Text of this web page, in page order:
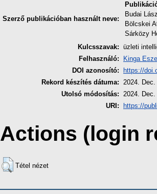
Szerző publikációban használt neve:
Budai
Bölcskei
Sárközy
Kulcsszavak: üzleti
Felhasználó:
Kinga
DOI azonosító:
https://
Rekord készítés dátuma: 2024.
Utolsó módosítás: 2024.
URI:
https://
Actions (login
Tétel nézet